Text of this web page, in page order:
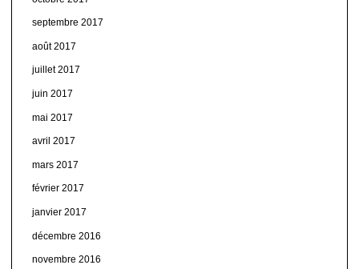
septembre 2017
août 2017
juillet 2017
juin 2017
mai 2017
avril 2017
mars 2017
février 2017
janvier 2017
décembre 2016
novembre 2016